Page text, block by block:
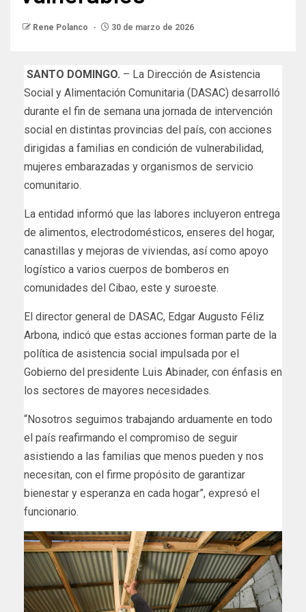
Rene Polanco 30 de marzo de 2026
SANTO DOMINGO. – La Dirección de Asistencia
Social y Alimentación Comunitaria (DASAC) desarrolló
durante el fin de semana una jornada de intervención
social en distintas provincias del país, con acciones
dirigidas a familias en condición de vulnerabilidad,
mujeres embarazadas y organismos de servicio
comunitario.
La entidad informó que las labores incluyeron entrega
de alimentos, electrodomésticos, enseres del hogar,
canastillas y mejoras de viviendas, así como apoyo
logístico a varios cuerpos de bomberos en
comunidades del Cibao, este y suroeste.
El director general de DASAC, Edgar Augusto Féliz
Arbona, indicó que estas acciones forman parte de la
política de asistencia social impulsada por el
Gobierno del presidente Luis Abinader, con énfasis en
los sectores de mayores necesidades.
“Nosotros seguimos trabajando arduamente en todo
el país reafirmando el compromiso de seguir
asistiendo a las familias que menos pueden y nos
necesitan, con el firme propósito de garantizar
bienestar y esperanza en cada hogar”, expresó el
funcionario.